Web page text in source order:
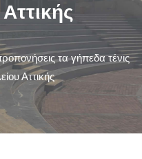
τα γήπεδα τένις
Αττικής